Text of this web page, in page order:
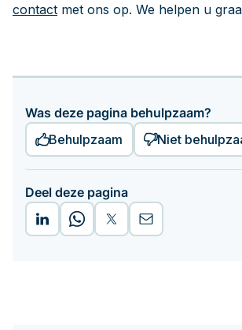
contact met ons op. We helpen u
Was deze pagina behulpzaam?
Behulpzaam
Niet
Deel deze pagina